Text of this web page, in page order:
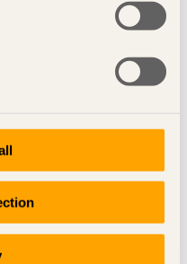
från tidningen Trä.
i trä
2027.
kvm (klart 2036).